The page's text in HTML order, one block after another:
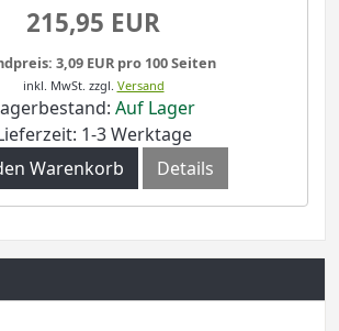
215,95 EUR
3,09 EUR pro 100 Seiten
inkl. MwSt. zzgl. Versand
Auf Lager
1-3 Werktage
Warenkorb
Details